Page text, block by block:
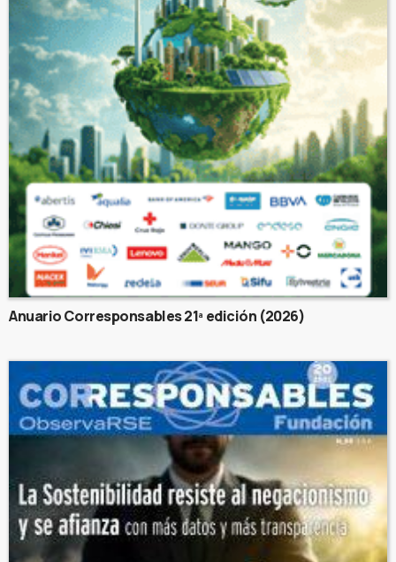
Anuario Corresponsables 21ª edición (2026)